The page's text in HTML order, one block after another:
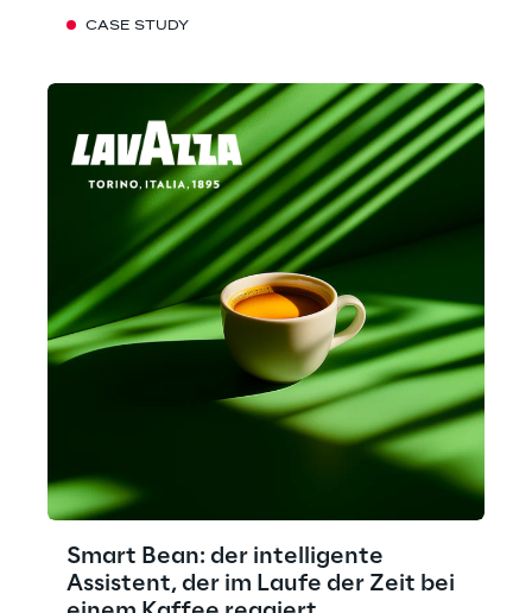
CASE STUDY
Smart Bean: der intelligente
Assistent, der im Laufe der Zeit bei